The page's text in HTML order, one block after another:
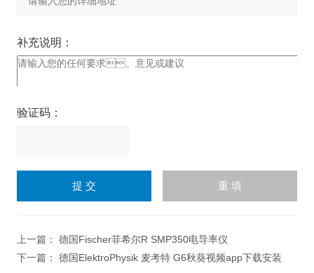
补充说明：
验证码：
上一篇： 德国Fischer菲希尔R SMP350电导率仪
下一篇： 德国ElektroPhysik 麦考特 G6秋葵视频app下载安装